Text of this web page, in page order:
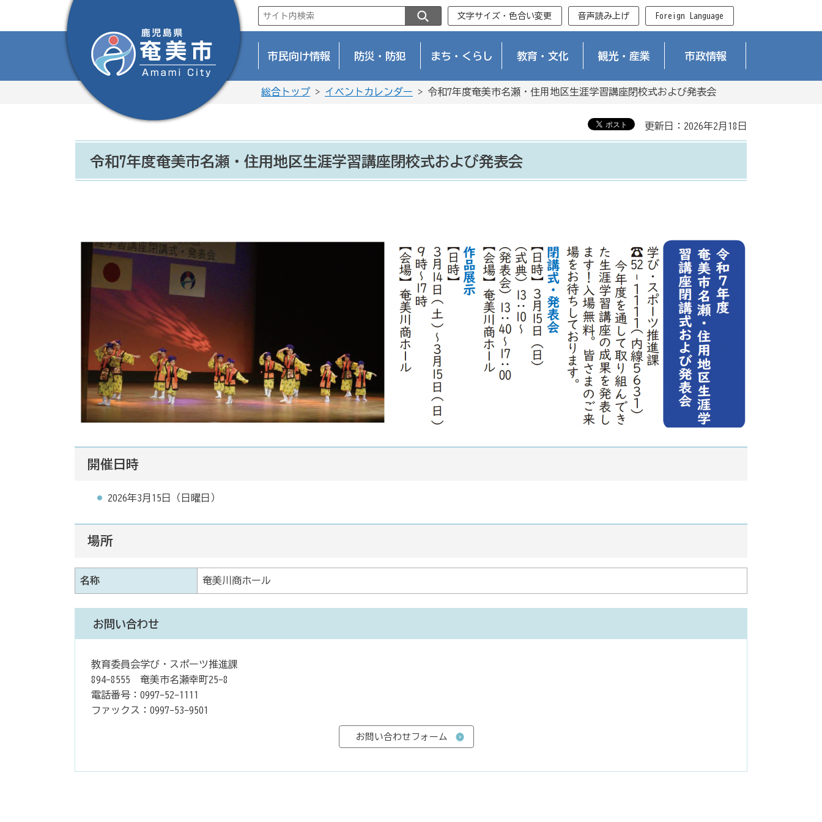
文字サイズ・色合い変更 音声読み上げ Foreign Language
市民向け情報 防災・防犯 まち・くらし 教育・文化 観光・産業 市政情報
総合トップ > イベントカレンダー > 令和7年度奄美市名瀬・住用地区生涯学習講座閉校式および発表会
更新日：2026年2月18日
令和7年度奄美市名瀬・住用地区生涯学習講座閉校式および発表会
開催日時
2026年3月15日（日曜日）
場所
名称 奄美川商ホール
お問い合わせ
教育委員会学び・スポーツ推進課
894-8555 奄美市名瀬幸町25-8
電話番号：0997-52-1111
ファックス：0997-53-9501